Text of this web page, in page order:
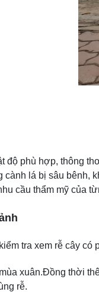
độ phù hợp, thông
lá bị sâu bênh,
cầu thẩm mỹ của
tra xem rễ cây
xuân.Đồng thời
rễ.